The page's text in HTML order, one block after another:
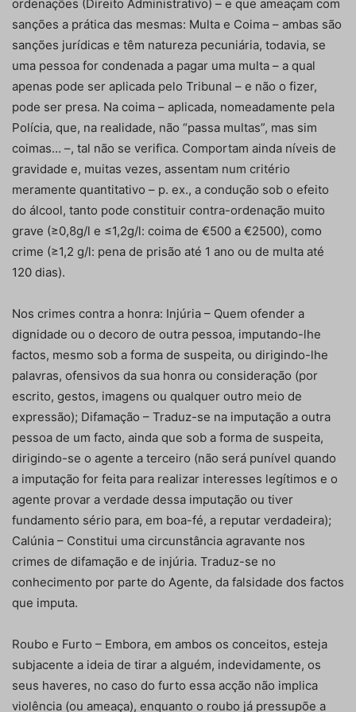
ordenações (Direito Administrativo) – e que ameaçam com
sanções a prática das mesmas: Multa e Coima – ambas são
sanções jurídicas e têm natureza pecuniária, todavia, se
uma pessoa for condenada a pagar uma multa – a qual
apenas pode ser aplicada pelo Tribunal – e não o fizer,
pode ser presa. Na coima – aplicada, nomeadamente pela
Polícia, que, na realidade, não “passa multas”, mas sim
coimas… –, tal não se verifica. Comportam ainda níveis de
gravidade e, muitas vezes, assentam num critério
meramente quantitativo – p. ex., a condução sob o efeito
do álcool, tanto pode constituir contra-ordenação muito
grave (≥0,8g/l e ≤1,2g/l: coima de €500 a €2500), como
crime (≥1,2 g/l: pena de prisão até 1 ano ou de multa até
120 dias).
Nos crimes contra a honra: Injúria – Quem ofender a
dignidade ou o decoro de outra pessoa, imputando-lhe
factos, mesmo sob a forma de suspeita, ou dirigindo-lhe
palavras, ofensivos da sua honra ou consideração (por
escrito, gestos, imagens ou qualquer outro meio de
expressão); Difamação – Traduz-se na imputação a outra
pessoa de um facto, ainda que sob a forma de suspeita,
dirigindo-se o agente a terceiro (não será punível quando
a imputação for feita para realizar interesses legítimos e o
agente provar a verdade dessa imputação ou tiver
fundamento sério para, em boa-fé, a reputar verdadeira);
Calúnia – Constitui uma circunstância agravante nos
crimes de difamação e de injúria. Traduz-se no
conhecimento por parte do Agente, da falsidade dos factos
que imputa.
Roubo e Furto – Embora, em ambos os conceitos, esteja
subjacente a ideia de tirar a alguém, indevidamente, os
seus haveres, no caso do furto essa acção não implica
violência (ou ameaça), enquanto o roubo já pressupõe a